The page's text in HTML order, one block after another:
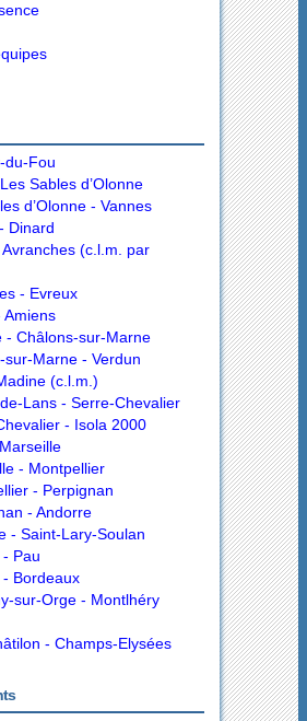
du-Fou
Sables d’Olonne
d’Olonne - Vannes
Dinard
(c.l.m. par
- Evreux
Amiens
- Châlons-sur-Marne
sur-Marne - Verdun
(c.l.m.)
Lans - Serre-Chevalier
- Isola 2000
- Montpellier
- Perpignan
- Andorre
- Saint-Lary-Soulan
Pau
Bordeaux
sur-Orge - Montlhéry
- Champs-Elysées